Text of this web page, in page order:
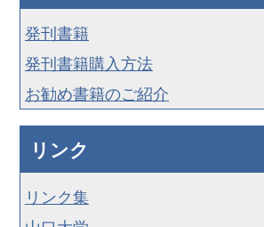
発刊書籍
発刊書籍購入方法
お勧め書籍のご紹介
リンク
リンク集